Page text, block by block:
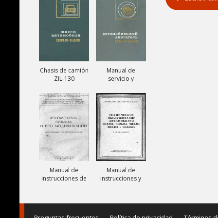
131V
Chasis de camión
ZIL-130
Manual de
servicio y
motor ZIL-130
Manual de
instrucciones de
Manual de
instrucciones y
150, ZIL-151, ZIL-